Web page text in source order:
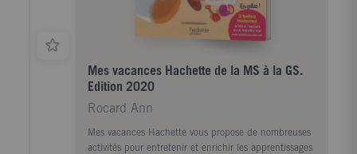
Mes vacances Hachette de la MS à la GS.
Edition 2020
Rocard Ann
Mes vacances Hachette vous propose de nombreuses
activités pour entretenir et enrichir les apprentissages